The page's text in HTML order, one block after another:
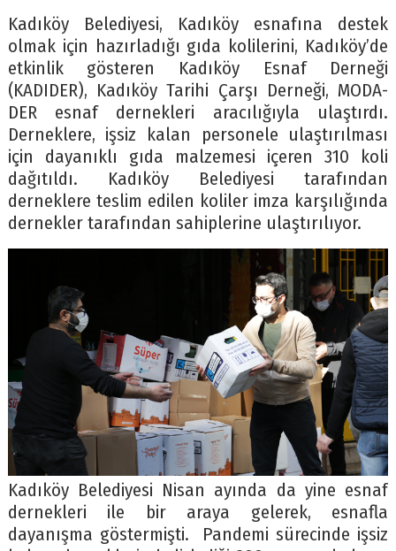
Kadıköy Belediyesi, Kadıköy esnafına destek
olmak için hazırladığı gıda kolilerini, Kadıköy’de
etkinlik gösteren Kadıköy Esnaf Derneği
(KADIDER), Kadıköy Tarihi Çarşı Derneği, MODA-
DER esnaf dernekleri aracılığıyla ulaştırdı.
Derneklere, işsiz kalan personele ulaştırılması
için dayanıklı gıda malzemesi içeren 310 koli
dağıtıldı. Kadıköy Belediyesi tarafından
derneklere teslim edilen koliler imza karşılığında
dernekler tarafından sahiplerine ulaştırılıyor.
Kadıköy Belediyesi Nisan ayında da yine esnaf
dernekleri ile bir araya gelerek, esnafla
dayanışma göstermişti. Pandemi sürecinde işsiz